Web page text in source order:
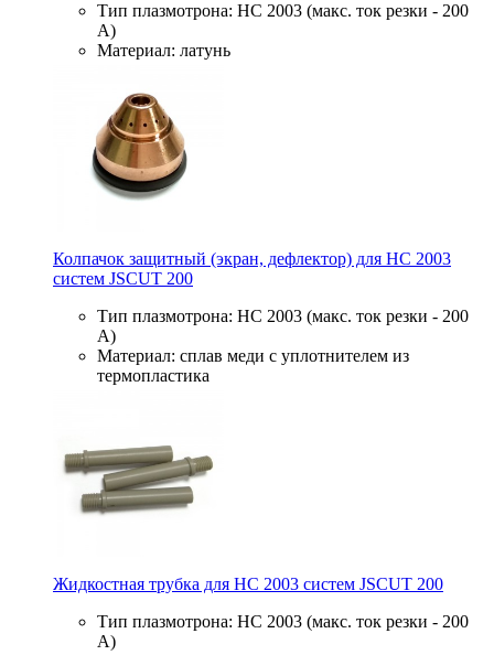
Тип плазмотрона: HC 2003 (макс. ток резки - 200
А)
Материал: латунь
Колпачок защитный (экран, дефлектор) для HC 2003
систем JSCUT 200
Тип плазмотрона: HC 2003 (макс. ток резки - 200
А)
Материал: сплав меди с уплотнителем из
термопластика
Жидкостная трубка для HC 2003 систем JSCUT 200
Тип плазмотрона: HC 2003 (макс. ток резки - 200
А)